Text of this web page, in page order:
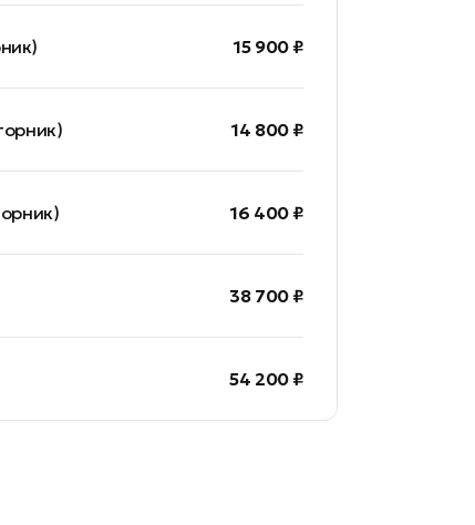
15 900 ₽
14 800 ₽
16 400 ₽
38 700 ₽
54 200 ₽